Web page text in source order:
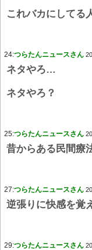
これバカにしてる
24:つらたんニュースさん
ネタやろ…
ネタやろ？
25:つらたんニュースさん
昔からある民間療
27:つらたんニュースさん
逆張りに快感を覚
29:つらたんニュースさん